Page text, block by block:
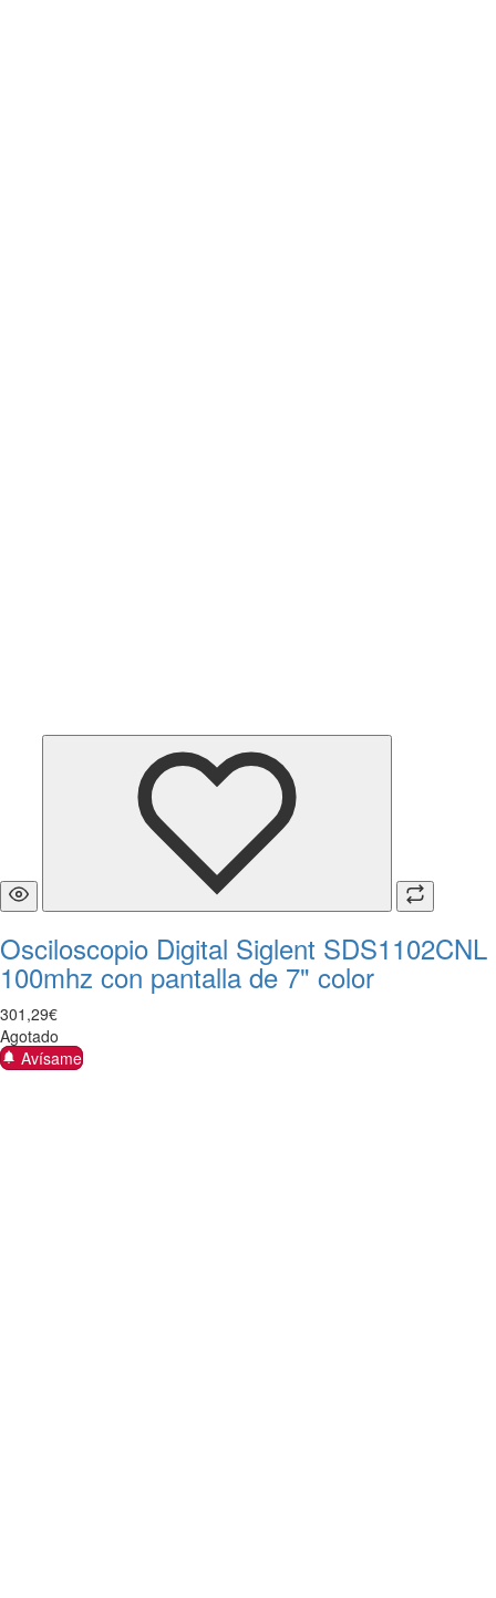
Osciloscopio Digital Siglent SDS1102CNL
100mhz con pantalla de 7" color
301 ,29€
Agotado
Avísame